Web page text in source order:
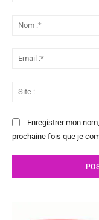
Enregistrer mon
prochaine fois que je